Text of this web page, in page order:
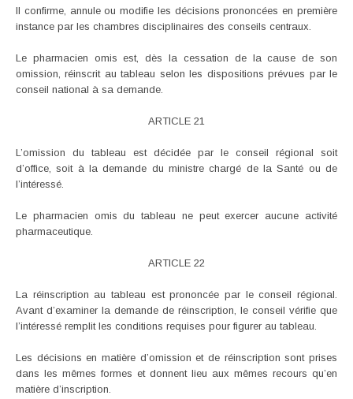
II confirme, annule ou modifie les décisions prononcées en première
instance par les chambres disciplinaires des conseils centraux.
Le pharmacien omis est, dès la cessation de la cause de son
omission, réinscrit au tableau selon les dispositions prévues par le
conseil national à sa demande.
ARTICLE 21
L’omission du tableau est décidée par le conseil régional soit
d’office, soit à la demande du ministre chargé de la Santé ou de
l’intéressé.
Le pharmacien omis du tableau ne peut exercer aucune activité
pharmaceutique.
ARTICLE 22
La réinscription au tableau est prononcée par le conseil régional.
Avant d’examiner la demande de réinscription, le conseil vérifie que
l’intéressé remplit les conditions requises pour figurer au tableau.
Les décisions en matière d’omission et de réinscription sont prises
dans les mêmes formes et donnent lieu aux mêmes recours qu’en
matière d’inscription.